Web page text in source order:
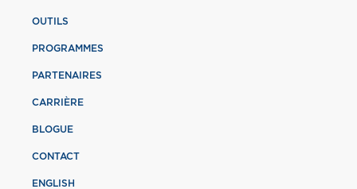
OUTILS
PROGRAMMES
PARTENAIRES
CARRIÈRE
BLOGUE
CONTACT
ENGLISH